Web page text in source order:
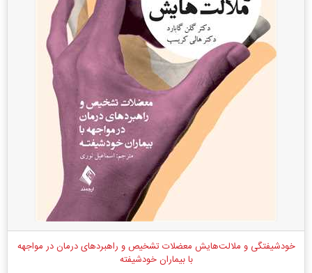
خودشیفتگی و ملالت‌هایش معضلات تشخیص و راهبردهای درمان در مواجهه
با بیماران خودشیفته